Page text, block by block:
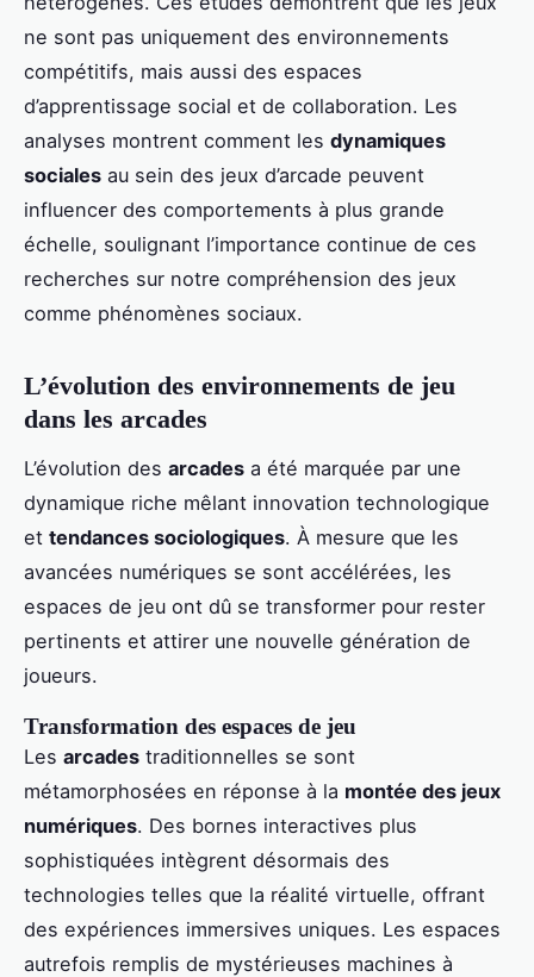
ne sont pas uniquement des environnements
compétitifs, mais aussi des espaces
d’apprentissage social et de collaboration. Les
analyses montrent comment les dynamiques
sociales au sein des jeux d’arcade peuvent
influencer des comportements à plus grande
échelle, soulignant l’importance continue de ces
recherches sur notre compréhension des jeux
comme phénomènes sociaux.
L’évolution des environnements de jeu
dans les arcades
L’évolution des arcades a été marquée par une
dynamique riche mêlant innovation technologique
et tendances sociologiques. À mesure que les
avancées numériques se sont accélérées, les
espaces de jeu ont dû se transformer pour rester
pertinents et attirer une nouvelle génération de
joueurs.
Transformation des espaces de jeu
Les arcades traditionnelles se sont
métamorphosées en réponse à la montée des jeux
numériques. Des bornes interactives plus
sophistiquées intègrent désormais des
technologies telles que la réalité virtuelle, offrant
des expériences immersives uniques. Les espaces
autrefois remplis de mystérieuses machines à